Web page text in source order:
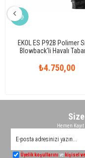
EKOL ES P92B Polimer
Blowback'li Havalı
₺4.750,00
Hemen
Üyelik koşullarını ve kişisel